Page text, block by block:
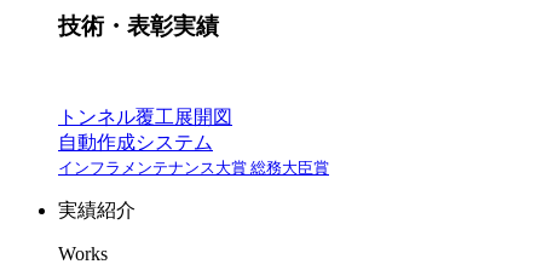
技術・表彰実績
トンネル覆工展開図
自動作成システム
インフラメンテナンス大賞 総務大臣賞
実績紹介
Works